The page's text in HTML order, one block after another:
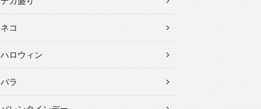
ネコ
ハロウィン
バラ